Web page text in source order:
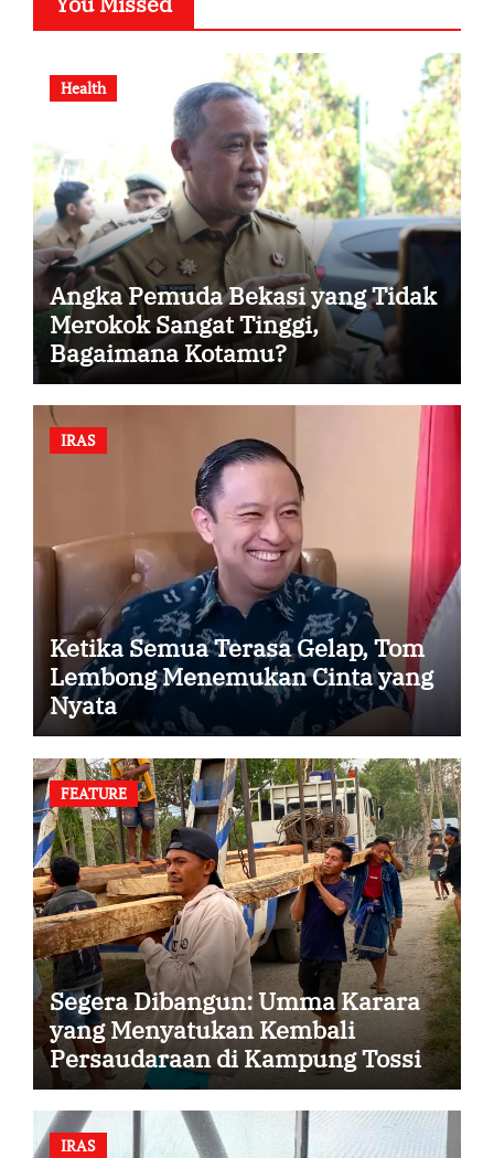
Health
Angka Pemuda Bekasi yang Tidak
Merokok Sangat Tinggi,
Bagaimana Kotamu?
IRAS
Ketika Semua Terasa Gelap, Tom
Lembong Menemukan Cinta yang
Nyata
FEATURE
Segera Dibangun: Umma Karara
yang Menyatukan Kembali
Persaudaraan di Kampung Tossi
IRAS